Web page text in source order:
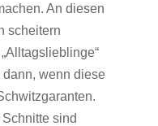
An diesen
scheitern
wenn diese
sind